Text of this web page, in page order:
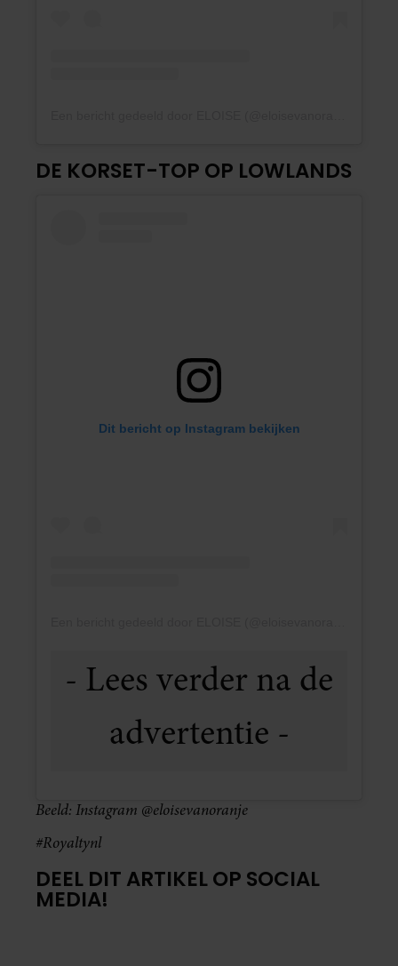
DE KORSET-TOP OP LOWLANDS
Dit bericht op Instagram bekijken
Beeld: Instagram @eloisevanoranje
#Royaltynl
DEEL DIT ARTIKEL OP SOCIAL
MEDIA!